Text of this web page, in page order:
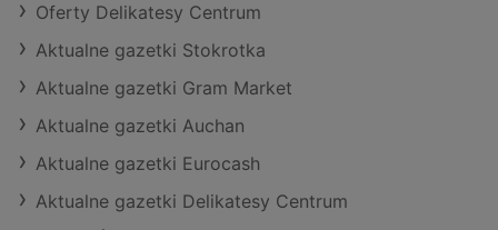
Oferty Delikatesy Centrum
Aktualne gazetki Stokrotka
Aktualne gazetki Gram Market
Aktualne gazetki Auchan
Aktualne gazetki Eurocash
Aktualne gazetki Delikatesy Centrum